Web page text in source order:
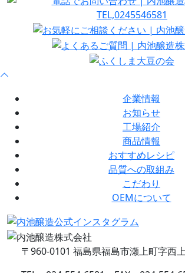
企業情報
お知らせ
工場紹介
商品情報
おすすめレシピ
品質への取組み
こだわり
OEMについて
〒960-0101 福島県福島市瀬上町字西